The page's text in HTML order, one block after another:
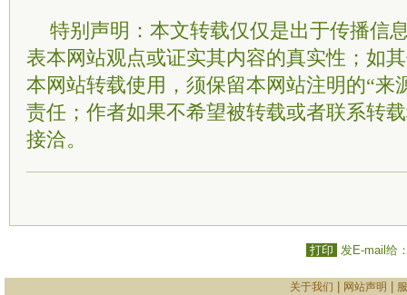
特别声明：本文转载仅仅是出于传播信
表本网站观点或证实其内容的真实性；如
本网站转载使用，须保留本网站注明的“来
责任；作者如果不希望被转载或者联系转
接洽。
打印 发E-mail给
关于我们 网站声明